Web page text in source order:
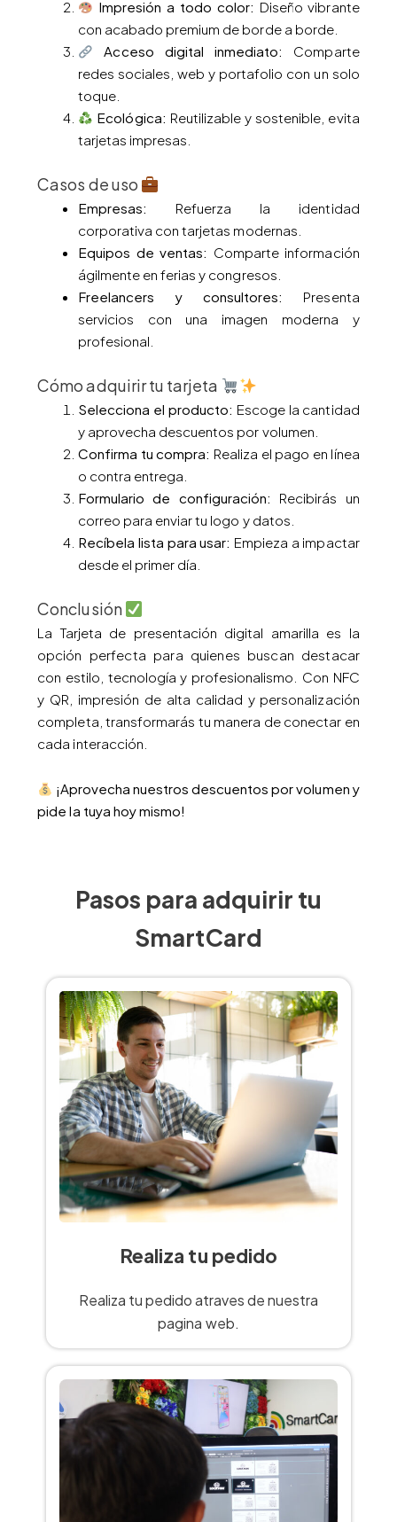
Impresión a todo color: Diseño vibrante
con acabado premium de borde a borde.
Acceso digital inmediato:
Comparte
redes sociales, web y portafolio con un solo
toque.
Ecológica: Reutilizable y sostenible, evita
tarjetas impresas.
Casos de uso
Empresas:
Refuerza la identidad
corporativa con tarjetas modernas.
Equipos de ventas: Comparte información
ágilmente en ferias y congresos.
Freelancers y consultores:
Presenta
servicios con una imagen moderna y
profesional.
Cómo adquirir tu tarjeta
Selecciona el producto: Escoge la cantidad
y aprovecha descuentos por volumen.
Confirma tu compra: Realiza el pago en línea
o contra entrega.
Formulario de configuración:
Recibirás un
correo para enviar tu logo y datos.
Recíbela lista para usar: Empieza a impactar
desde el primer día.
Conclusión
La Tarjeta de presentación digital amarilla es la
opción perfecta para quienes buscan destacar
con estilo, tecnología y profesionalismo. Con NFC
y QR, impresión de alta calidad y personalización
completa, transformarás tu manera de conectar en
cada interacción.
¡Aprovecha nuestros descuentos por volumen y
pide la tuya hoy mismo!
Pasos para adquirir tu
SmartCard
Realiza tu pedido
Realiza tu pedido atraves de nuestra
pagina web.